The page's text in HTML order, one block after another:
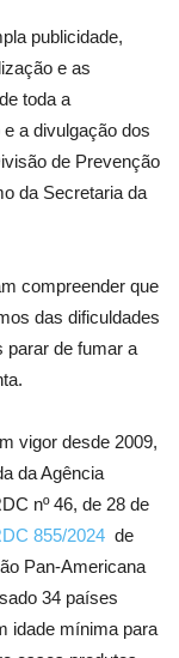
publicidade,
e as
toda a
a divulgação dos
de Prevenção
da Secretaria da
compreender que
das dificuldades
parar de fumar a
vigor desde 2009,
da Agência
nº 46, de 28 de
855/2024 de
Pan-Americana
34 países
idade mínima para